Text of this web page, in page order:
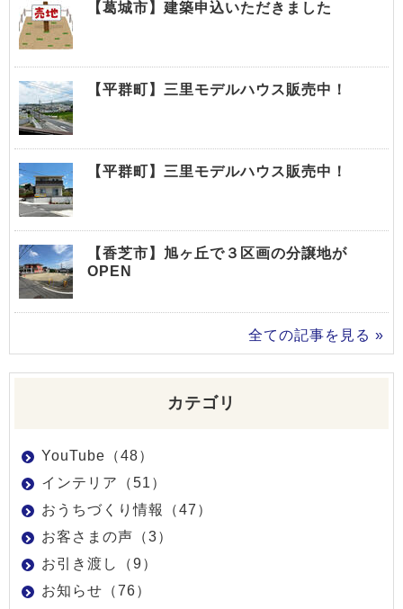
【葛城市】建築申込いただきました
【平群町】三里モデルハウス販売中！
【平群町】三里モデルハウス販売中！
【香芝市】旭ヶ丘で３区画の分譲地が
OPEN
全ての記事を見る »
カテゴリ
YouTube（48）
インテリア（51）
おうちづくり情報（47）
お客さまの声（3）
お引き渡し（9）
お知らせ（76）